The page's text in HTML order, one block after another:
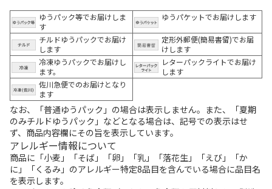
ゆうパック等でお届けしま
す
ゆうパケットでお届けします
チルドゆうパックでお届け
します
定形外郵便(簡易書留)でお届
けします
冷凍ゆうパックでお届けし
ます。
レターパックライトでお届け
します
佐川急便でのお届けとなり
ます
なお、「普通ゆうパック」の場合は表示しません。また、「夏期
のみチルドゆうパック」などとなる場合は、記号での表示はせ
ず、商品内容欄にその旨を表示しています。
アレルギー情報について
商品に「小麦」「そば」「卵」「乳」「落花生」「えび」「か
に」「くるみ」のアレルギー特定8品目を含んでいる場合に品目名
を表示します。